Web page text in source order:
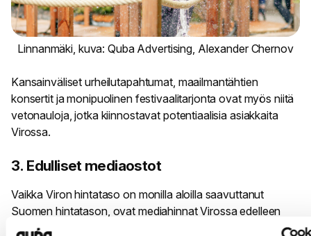
Linnanmäki, kuva: Quba Advertising, Alexander Chernov
Kansainväliset urheilutapahtumat, maailmantähtien
konsertit ja monipuolinen festivaalitarjonta ovat myös niitä
vetonauloja, jotka kiinnostavat potentiaalisia asiakkaita
Virossa.
3. Edulliset mediaostot
Vaikka Viron hintataso on monilla aloilla saavuttanut
Suomen hintatason, ovat mediahinnat Virossa edelleen
edullisemmat kuin Suomessa. Median ostaminen on